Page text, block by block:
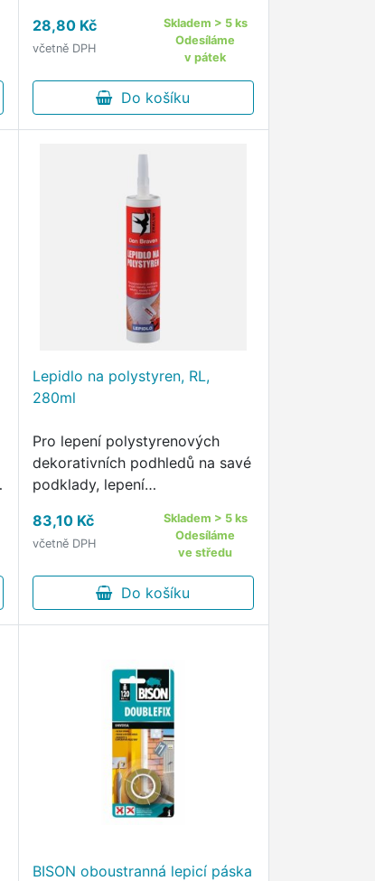
28,80 Kč
včetně DPH
Skladem > 5 ks
Odesíláme
v pátek
Do košíku
Lepidlo na polystyren, RL,
280ml
Pro lepení polystyrenových
dekorativních podhledů na savé
podklady, lepení
ukončovacích lišt, včetně
ozdobných dekorů.Pro těsnění
lepení velkoformátových …
83,10 Kč
včetně DPH
Skladem > 5 ks
Odesíláme
ve středu
Do košíku
BISON oboustranná lepicí páska